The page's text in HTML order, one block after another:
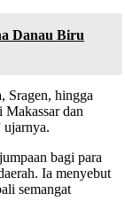
Danau Biru
Sragen, hingga
dan
ujarnya.
bagi para
Ia menyebut
semangat